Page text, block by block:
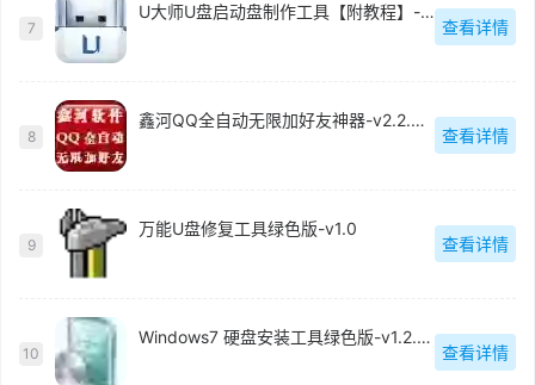
7
U大师U盘启动盘制作工具【附教程】-v【】
查看详情
8
鑫河QQ全自动无限加好友神器-v2.2.3.6
查看详情
9
万能U盘修复工具绿色版-v1.0
查看详情
10
Windows7 硬盘安装工具绿色版-v1.2.0.62
查看详情